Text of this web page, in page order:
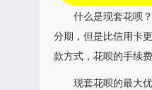
什么是现套花呗
分期，但是比信用卡
款方式，花呗的手续
现套花呗的最大